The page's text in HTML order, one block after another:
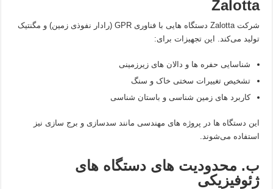
Zalotta
شرکت Zalotta دستگاه‌ هایی با فناوری GPR (رادار نفوذی زمین) و مگنتیک
تولید می‌کند. این تجهیزات برای:
شناسایی حفره‌ ها و دالان‌ های زیرزمینی
تشخیص تغییرات سختی خاک و سنگ
کاربرد های زمین‌ شناسی و باستان‌ شناسی
این دستگاه‌ ها در پروژه‌ های مهندسی مانند سدسازی و برج‌ سازی نیز
استفاده می‌شوند.
ب. محدودیت‌ های دستگاه‌ های
ژئوفیزیکی